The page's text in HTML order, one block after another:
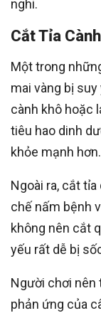
nghi.
Cắt Tỉa
Một trong
mai vàng bị
cành khô hoặc
tiêu hao dinh
khỏe mạnh hơn.
Ngoài ra, cắt
chế nấm bệnh
không nên cắt
yếu rất dễ bị
Người chơi nên
phản ứng của